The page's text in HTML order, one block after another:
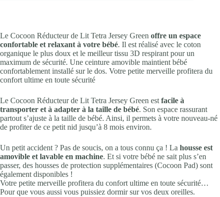
Le Cocoon Réducteur de Lit Tetra Jersey Green offre un espace
confortable et relaxant à votre bébé. Il est réalisé avec le coton
organique le plus doux et le meilleur tissu 3D respirant pour un
maximum de sécurité. Une ceinture amovible maintient bébé
confortablement installé sur le dos. Votre petite merveille profitera du
confort ultime en toute sécurité
Le Cocoon Réducteur de Lit Tetra Jersey Green est facile à
transporter et à adapter à la taille de bébé. Son espace rassurant
partout s’ajuste à la taille de bébé. Ainsi, il permets à votre nouveau-né
de profiter de ce petit nid jusqu’à 8 mois environ.
Un petit accident ? Pas de soucis, on a tous connu ça ! La housse est
amovible et lavable en machine. Et si votre bébé ne sait plus s’en
passer, des housses de protection supplémentaires (Cocoon Pad) sont
également disponibles !
Votre petite merveille profitera du confort ultime en toute sécurité…
Pour que vous aussi vous puissiez dormir sur vos deux oreilles.